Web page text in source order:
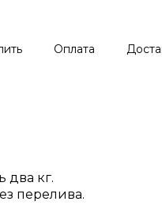
Оплата
два кг.
перелива.